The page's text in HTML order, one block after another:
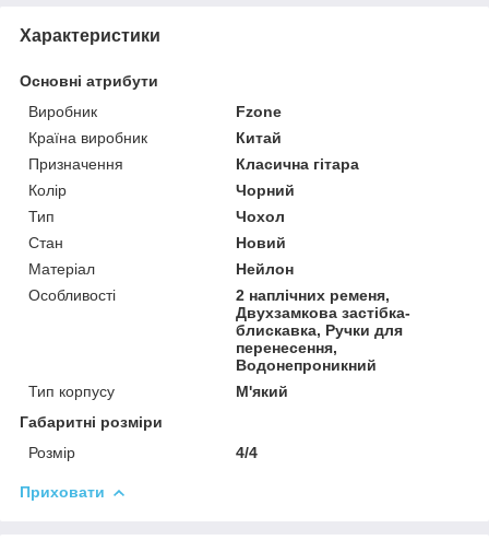
Характеристики
Основні атрибути
Виробник
Fzone
Країна виробник
Китай
Призначення
Класична гітара
Колір
Чорний
Тип
Чохол
Стан
Новий
Матеріал
Нейлон
Особливості
2 наплічних ременя,
Двухзамкова застібка-
блискавка, Ручки для
перенесення,
Водонепроникний
Тип корпусу
М'який
Габаритні розміри
Розмір
4/4
Приховати